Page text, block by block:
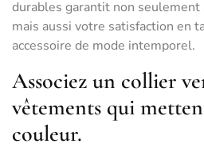
durables garantit non seulement
mais aussi votre satisfaction en
accessoire de mode intemporel.
Associez un collier
vêtements qui
couleur.